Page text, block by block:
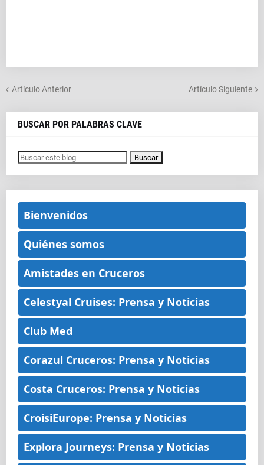
Artículo Anterior Artículo Siguiente
BUSCAR POR PALABRAS CLAVE
Bienvenidos
Quiénes somos
Amistades en Cruceros
Celestyal Cruises: Prensa y Noticias
Club Med
Corazul Cruceros: Prensa y Noticias
Costa Cruceros: Prensa y Noticias
CroisiEurope: Prensa y Noticias
Explora Journeys: Prensa y Noticias